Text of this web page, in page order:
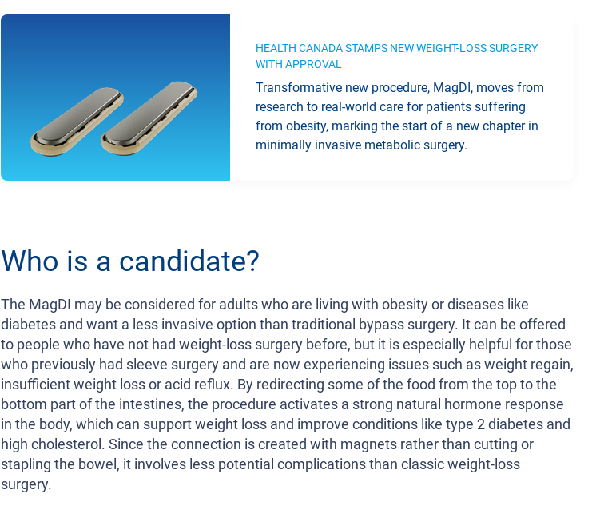
HEALTH CANADA STAMPS NEW WEIGHT-LOSS SURGERY
WITH APPROVAL
Transformative new procedure, MagDI, moves from
research to real-world care for patients suffering
from obesity, marking the start of a new chapter in
minimally invasive metabolic surgery.
Who is a candidate?
The MagDI may be considered for adults who are living with obesity or diseases like
diabetes and want a less invasive option than traditional bypass surgery. It can be offered
to people who have not had weight-loss surgery before, but it is especially helpful for those
who previously had sleeve surgery and are now experiencing issues such as weight regain,
insufficient weight loss or acid reflux. By redirecting some of the food from the top to the
bottom part of the intestines, the procedure activates a strong natural hormone response
in the body, which can support weight loss and improve conditions like type 2 diabetes and
high cholesterol. Since the connection is created with magnets rather than cutting or
stapling the bowel, it involves less potential complications than classic weight-loss
surgery.